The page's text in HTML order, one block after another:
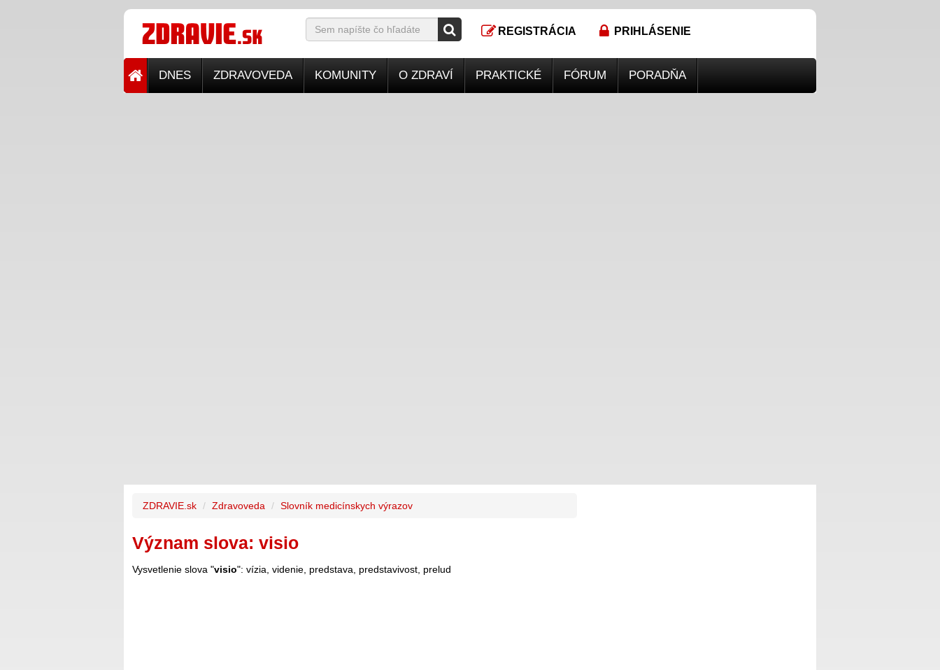
REGISTRÁCIA PRIHLÁSENIE
DNES ZDRAVOVEDA KOMUNITY O ZDRAVÍ PRAKTICKÉ FÓRUM PORADŇA
ZDRAVIE.sk Zdravoveda Slovník medicínskych výrazov
Význam slova: visio
Vysvetlenie slova "visio": vízia, videnie, predstava, predstavivost, prelud